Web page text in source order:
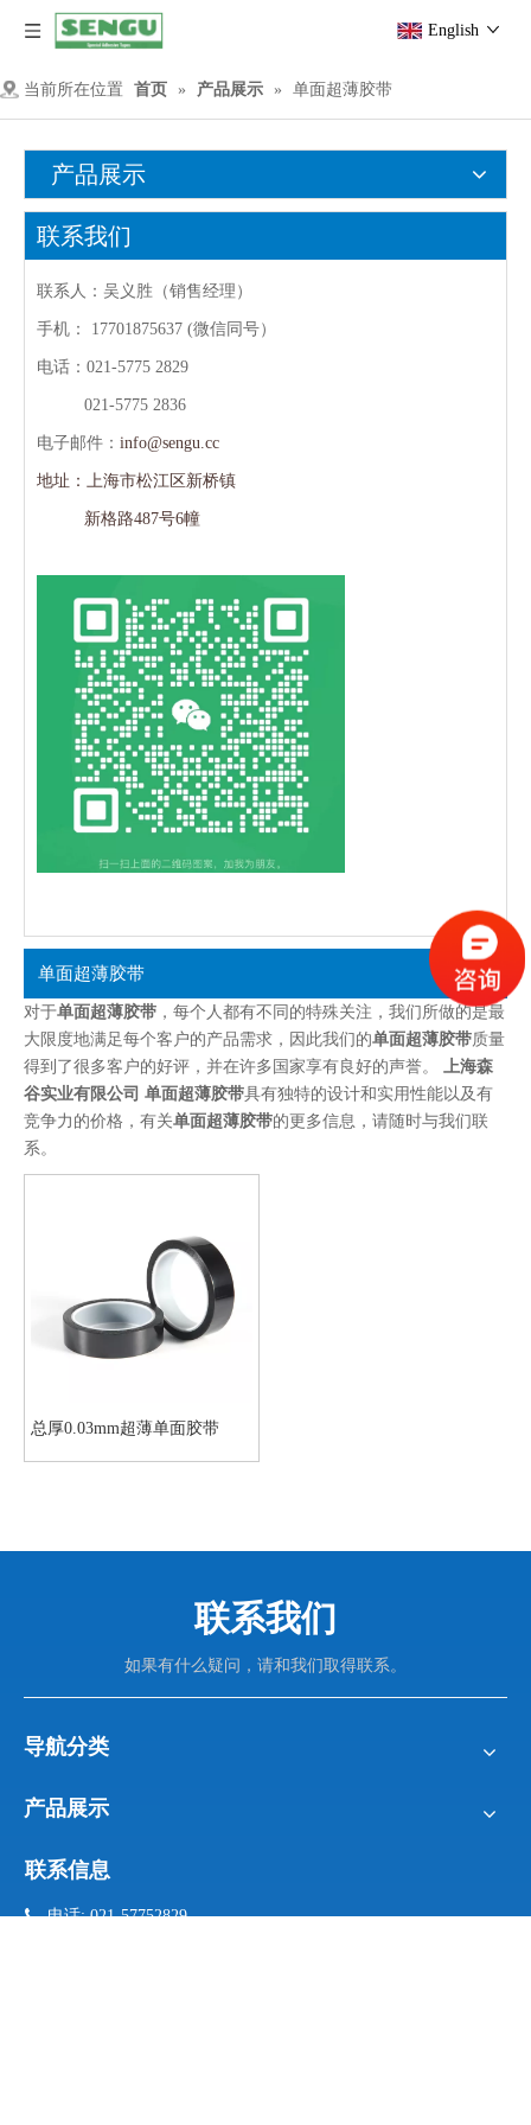
English
当前所在位置 首页 » 产品展示 » 单面超薄胶带
产品展示
联系我们
联系人：吴义胜（销售经理）
手机： 17701875637 (微信同号）
电话：021-5775 2829
021-5775 2836
电子邮件： info@sengu.cc
地址：上海市松江区新桥镇
新格路487号6幢
单面超薄胶带
对于单面超薄胶带 ，每个人都有不同的特殊关注，我们所做的是最
大限度地满足每个客户的产品需求，因此我们的单面超薄胶带质量
得到了很多客户的好评，并在许多国家享有良好的声誉。 上海森
谷实业有限公司 单面超薄胶带具有独特的设计和实用性能以及有
竞争力的价格，有关单面超薄胶带的更多信息，请随时与我们联
系。
总厚0.03mm超薄单面胶带
联系我们
如果有什么疑问，请和我们取得联系。
导航分类
产品展示
联系信息
电话: 021-57752829